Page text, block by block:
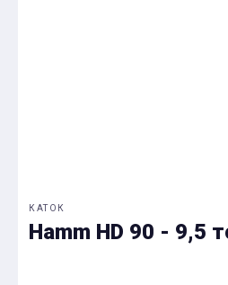
КАТОК
Hamm HD 90 - 9,5